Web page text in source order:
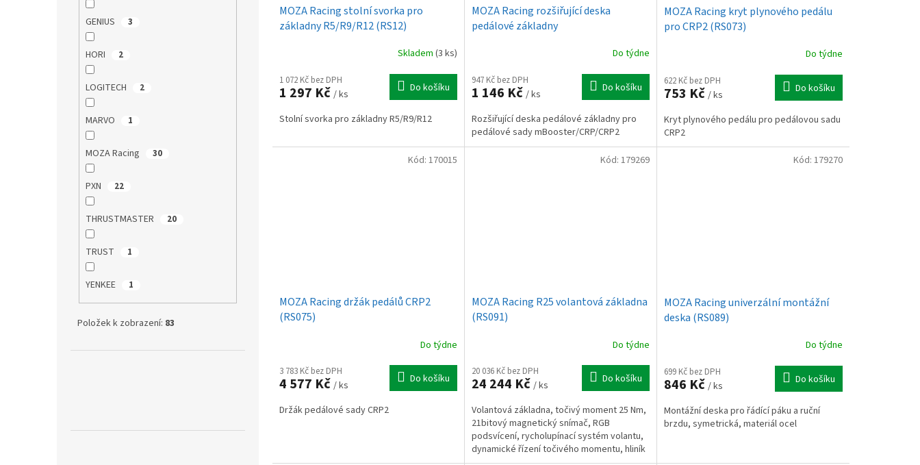
GENIUS 3
HORI 2
LOGITECH 2
MARVO 1
MOZA Racing 30
PXN 22
THRUSTMASTER 20
TRUST 1
YENKEE 1
Položek k zobrazení: 83
MOZA Racing stolní svorka pro
základny R5/R9/R12 (RS12)
Skladem (3 ks)
1 072 Kč bez DPH
1 297 Kč / ks Do košíku
Stolní svorka pro základny R5/R9/R12
MOZA Racing rozšiřující deska
pedálové základny
Do týdne
947 Kč bez DPH
1 146 Kč / ks Do košíku
Rozšiřující deska pedálové základny pro
pedálové sady mBooster/CRP/CRP2
MOZA Racing kryt plynového pedálu
pro CRP2 (RS073)
Do týdne
622 Kč bez DPH
753 Kč / ks Do košíku
Kryt plynového pedálu pro pedálovou sadu
CRP2
MOZA Racing držák pedálů CRP2
(RS075)
Do týdne
3 783 Kč bez DPH
4 577 Kč / ks Do košíku
Držák pedálové sady CRP2
Kód: 170015
MOZA Racing R25 volantová základna
(RS091)
Do týdne
20 036 Kč bez DPH
24 244 Kč / ks Do košíku
Volantová základna, točivý moment 25 Nm,
21bitový magnetický snímač, RGB
podsvícení, rycholupínací systém volantu,
dynamické řízení točivého momentu, hliník
Kód: 179269
MOZA Racing univerzální montážní
deska (RS089)
Do týdne
699 Kč bez DPH
846 Kč / ks Do košíku
Montážní deska pro řádící páku a ruční
brzdu, symetrická, materiál ocel
Kód: 179270